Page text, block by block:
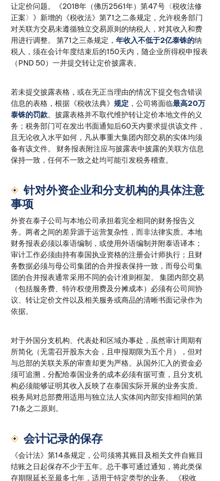
让定价问题。《2018年（佛历2561年）第47号〈税收法修
正案〉》新增的《税收法》第71之二条规定，允许税务部门
对关联方交易未遵循独立交易原则的纳税人，对其收入和费
用进行调整。 第71之三条规定，年收入不低于2亿泰铢的纳
税人，须在会计年度结束后的150天内，随企业所得税申报表
（PND 50）一并提交转让定价披露表。
若未提交披露表格，或在无正当理由的情况下提交包含错误
信息的表格，根据《税收法典》规定 ，公司将面临最高20万
泰铢的罚款。披露表格并不取代维护转让定价本地文件的义
务；税务部门可在发出书面通知后60天内要求提供该文件，
且无论收入水平如何，凡从事重大集团内部交易的实体均须
备有该文件。 财务报表附注应与披露表中披露的关联方信息
保持一致，任何不一致之处均可能引发税务稽查。
针对外资企业和分支机构的具体注意
事项
外资在泰子公司与本地公司承担着完全相同的财务报告义
务。两者之间的差异源于运营复杂性，而非法律实质。本地
财务报表必须以泰语编制，或使用外语编制并附泰语译本；
审计工作必须由持有泰国执业资格的注册会计师执行；且财
务数据必须与母公司集团的合并报表保持一致，而母公司集
团的合并报表通常采用不同的会计准则框架。 集团内部交易
（包括服务费、特许权使用费及分摊成本）必须有公司间协
议、转让定价文件以及相关服务或商品的清晰书面记录作为
依据。
对于外国分支机构、代表处和区域办事处，虽然审计周期有
所简化（无需召开股东大会，且申报期限为五个月），但对
与总部的关联关系的审查却更为严格。从国外汇入的资金必
须可追溯，分配给泰国业务的成本必须有据可查，且分支机
构必须能够证明其收入反映了在泰国实际开展的业务实质。
税务局对总部费用适用与独立法人实体间内部安排相同的第
71条之二原则。
会计记录的保存
《会计法》第14条规定，公司须将其账目及相关文件自账目
结账之日起保存不少于五年。总干事可通过通知，将此类保
存期限延长至最多七年，适用于特定类型的业务。 《税收